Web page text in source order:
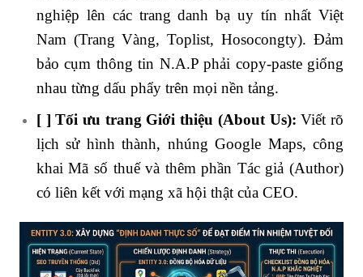
nghiệp lên các trang danh bạ uy tín nhất Việt
Nam (Trang Vàng, Toplist, Hosocongty). Đảm
bảo cụm thông tin N.A.P phải copy-paste giống
nhau từng dấu phẩy trên mọi nền tảng.
[ ] Tối ưu trang Giới thiệu (About Us): Viết rõ
lịch sử hình thành, nhúng Google Maps, công
khai Mã số thuế và thêm phần Tác giả (Author)
có liên kết với mạng xã hội thật của CEO.